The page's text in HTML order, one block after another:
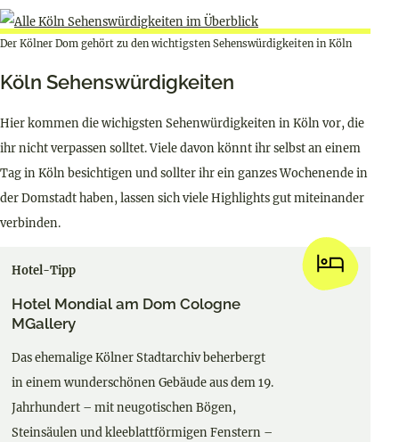
Der Kölner Dom gehört zu den wichtigsten Sehenswürdigkeiten in Köln
Köln Sehenswürdigkeiten
Hier kommen die wichigsten Sehenwürdigkeiten in Köln vor, die
ihr nicht verpassen solltet. Viele davon könnt ihr selbst an einem
Tag in Köln besichtigen und sollter ihr ein ganzes Wochenende in
der Domstadt haben, lassen sich viele Highlights gut miteinander
verbinden.
Hotel-Tipp
Hotel Mondial am Dom Cologne
MGallery
Das ehemalige Kölner Stadtarchiv beherbergt
in einem wunderschönen Gebäude aus dem 19.
Jahrhundert – mit neugotischen Bögen,
Steinsäulen und kleeblattförmigen Fenstern –